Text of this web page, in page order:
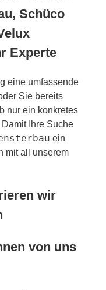
Schüco
Experte
eine umfassende
Sie bereits
nur ein konkretes
Ihre Suche
ein
mit all unserem
wir
von uns